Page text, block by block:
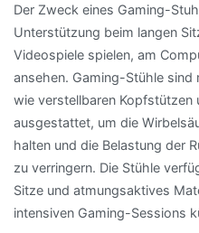
Der Zweck eines Gaming-
Unterstützung beim langen
Videospiele spielen, am
ansehen. Gaming-Stühle
wie verstellbaren Kopfstützen
ausgestattet, um die
halten und die Belastung der
zu verringern. Die Stühle
Sitze und atmungsaktives
intensiven Gaming-Sessions